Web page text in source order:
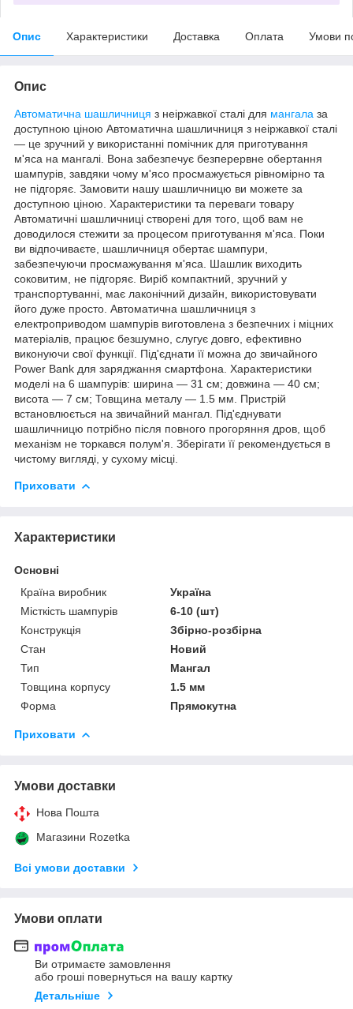
Опис Характеристики Доставка Оплата Умови
Опис
Автоматична шашличниця з неіржавкої сталі для мангала за
доступною ціною Автоматична шашличниця з неіржавкої сталі
— це зручний у використанні помічник для приготування
м'яса на мангалі. Вона забезпечує безперервне обертання
шампурів, завдяки чому м'ясо просмажується рівномірно та
не підгоряє. Замовити нашу шашличницю ви можете за
доступною ціною. Характеристики та переваги товару
Автоматичні шашличниці створені для того, щоб вам не
доводилося стежити за процесом приготування м'яса. Поки
ви відпочиваєте, шашличниця обертає шампури,
забезпечуючи просмажування м'яса. Шашлик виходить
соковитим, не підгоряє. Виріб компактний, зручний у
транспортуванні, має лаконічний дизайн, використовувати
його дуже просто. Автоматична шашличниця з
електроприводом шампурів виготовлена з безпечних і міцних
матеріалів, працює безшумно, слугує довго, ефективно
виконуючи свої функції. Під'єднати її можна до звичайного
Power Bank для заряджання смартфона. Характеристики
моделі на 6 шампурів: ширина — 31 см; довжина — 40 см;
висота — 7 см; Товщина металу — 1.5 мм. Пристрій
встановлюється на звичайний мангал. Під'єднувати
шашличницю потрібно після повного прогоряння дров, щоб
механізм не торкався полум'я. Зберігати її рекомендується в
чистому вигляді, у сухому місці.
Приховати
Характеристики
Основні
Країна виробник
Україна
Місткість шампурів
6-10 (шт)
Конструкція
Збірно-розбірна
Стан
Новий
Тип
Мангал
Товщина корпусу
1.5 мм
Форма
Прямокутна
Приховати
Умови доставки
Нова Пошта
Магазини Rozetka
Всі умови доставки
Умови оплати
Ви отримаєте замовлення
або гроші повернуться на вашу картку
Детальніше